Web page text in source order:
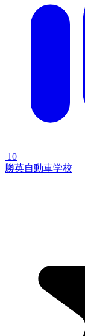
10
勝英自動車学校